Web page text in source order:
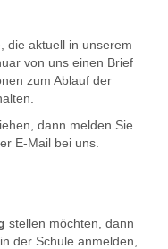
die aktuell in unserem
von uns einen Brief
zum Ablauf der
dann melden Sie
E-Mail bei uns.
stellen möchten, dann
der Schule anmelden,